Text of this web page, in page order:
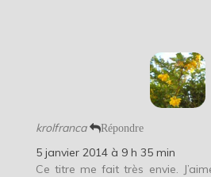
krolfranca Répondre
5 janvier 2014 à 9 h 35 min
Ce titre me fait très envie.